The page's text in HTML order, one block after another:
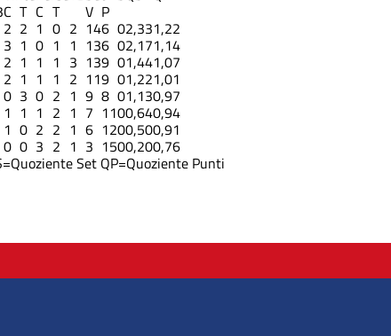
C T C T V P
2 2 1 0 2 146 02,331,22
3 1 0 1 1 136 02,171,14
2 1 1 1 3 139 01,441,07
2 1 1 1 2 119 01,221,01
0 3 0 2 1 9 8 01,130,97
1 1 1 2 1 7 1100,640,94
1 0 2 2 1 6 1200,500,91
0 0 3 2 1 3 1500,200,76
Set QP=Quoziente Punti